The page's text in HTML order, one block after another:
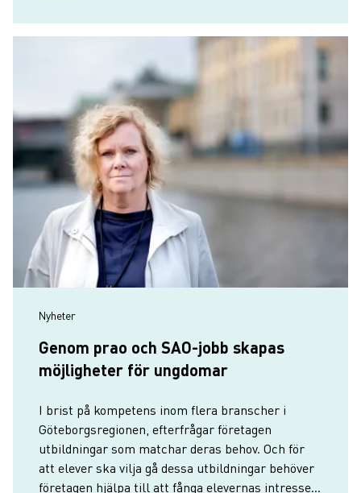
Nyheter
Genom prao och SAO-jobb skapas
möjligheter för ungdomar
I brist på kompetens inom flera branscher i
Göteborgsregionen, efterfrågar företagen
utbildningar som matchar deras behov. Och för
att elever ska vilja gå dessa utbildningar behöver
företagen hjälpa till att fånga elevernas intresse.